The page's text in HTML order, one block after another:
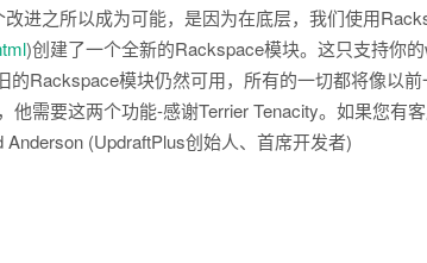
改进之所以成为可能，是因为在底层，我们使用
)创建了一个全新的Rackspace模块。这只支持你
Rackspace模块仍然可用，所有的一切都将像以
需要这两个功能-感谢Terrier Tenacity。如果您有
(UpdraftPlus创始人、首席开发者)